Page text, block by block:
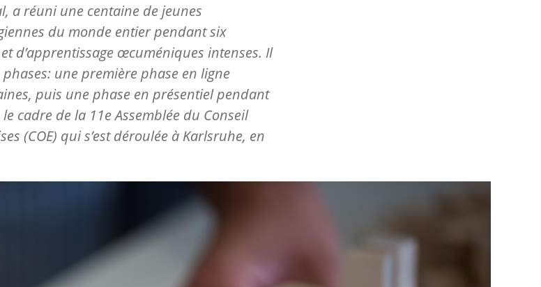
a réuni une centaine de jeunes
du monde entier pendant six
d’apprentissage œcuméniques intenses. Il
phases: une première phase en ligne
puis une phase en présentiel pendant
cadre de la 11e Assemblée du Conseil
(COE) qui s’est déroulée à Karlsruhe, en